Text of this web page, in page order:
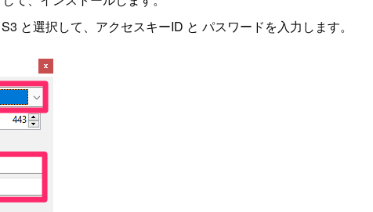
と選択して、アクセスキーID と パスワードを入力します。